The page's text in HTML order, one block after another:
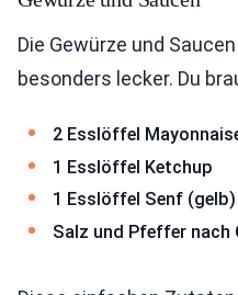
Die Gewürze und
besonders lecker. Du
2 Esslöffel
1 Esslöffel Ketchup
1 Esslöffel Senf (gelb)
Salz und Pfeffer nach